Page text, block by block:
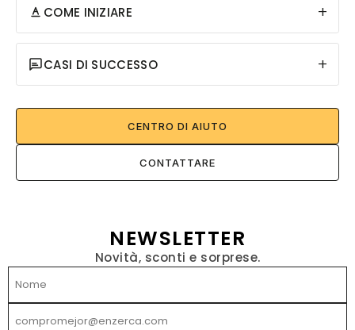
COME INIZIARE +
CASI DI SUCCESSO +
CENTRO DI AIUTO
CONTATTARE
NEWSLETTER
Novità, sconti e sorprese.